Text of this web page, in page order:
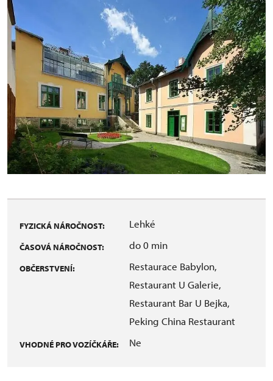
FYZICKÁ NÁROČNOST: Lehké
ČASOVÁ NÁROČNOST: do 0 min
OBČERSTVENÍ:
Restaurace Babylon,
Restaurant U Galerie,
Restaurant Bar U Bejka,
Peking China Restaurant
VHODNÉ PRO VOZÍČKÁŘE: Ne